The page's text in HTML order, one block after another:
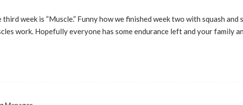
week is “Muscle.” Funny how we finished week two with squash and
work. Hopefully everyone has some endurance left and your family